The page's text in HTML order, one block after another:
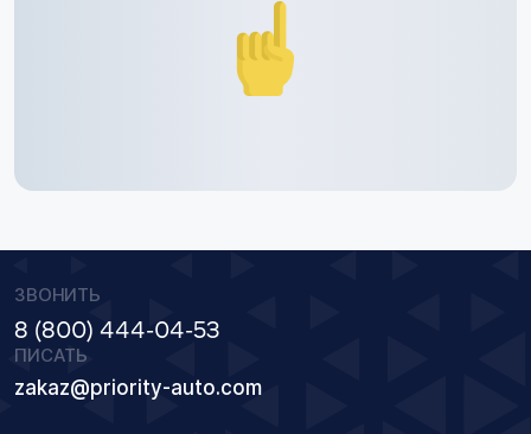
ЗВОНИТЬ
8 (800) 444-04-53
ПИСАТЬ
zakaz@priority-auto.com